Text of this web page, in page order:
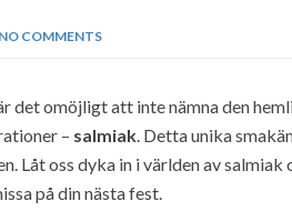
NO COMMENTS
det omöjligt att inte nämna den
– salmiak. Detta unika
Låt oss dyka in i världen av
på din nästa fest.